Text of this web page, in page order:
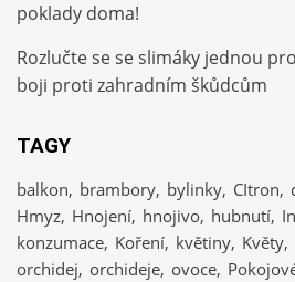
poklady doma!
Rozlučte se se slimáky jednou
boji proti zahradním škůdcům
TAGY
balkon brambory bylinky CItron
Hmyz Hnojení hnojivo hubnutí
konzumace Koření květiny Květy
orchidej orchideje ovoce